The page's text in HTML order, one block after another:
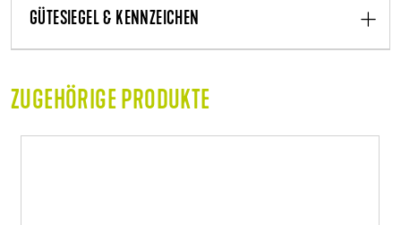
GÜTESIEGEL & KENNZEICHEN
ZUGEHÖRIGE PRODUKTE